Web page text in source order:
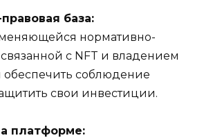
база:
меняющейся нормативно-
с NFT и владением
соблюдение
свои инвестиции.
платформе: